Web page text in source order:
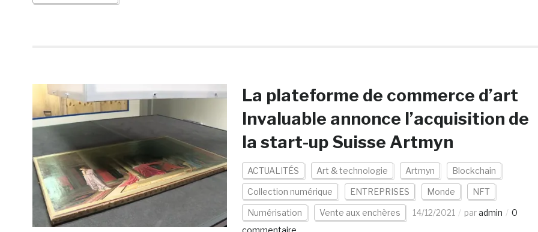
La plateforme de commerce d’art
Invaluable annonce l’acquisition de
la start-up Suisse Artmyn
ACTUALITÉS Art & technologie Artmyn Blockchain
Collection numérique ENTREPRISES Monde NFT
Numérisation Vente aux enchères 14/12/2021 paradmin
0
commentaire